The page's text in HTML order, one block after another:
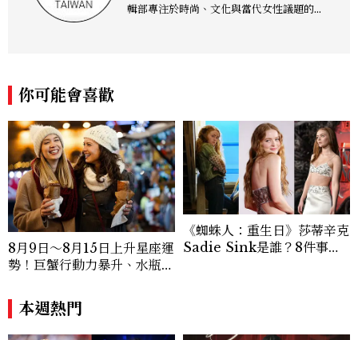
輯部專注於時尚、文化與當代女性議題的深
度的內容。 《Marie Claire》始終以敏銳
視角與編輯直覺，引領讀者探索女性多元面
貌與生活品味風格的無限可能。
你可能會喜歡
8月9日～8月15日上升星座運
勢！巨蟹行動力暴升、水瓶迎
《蜘蛛人：重生日》莎蒂辛克
Sadie Sink是誰？8件事認
本週熱門